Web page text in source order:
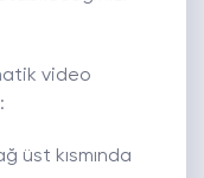
video
üst kısmında